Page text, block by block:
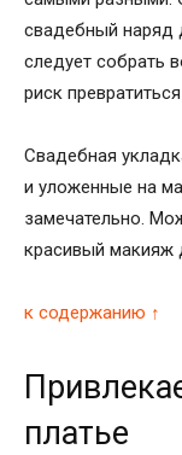
свадебный наряд
следует собрать
риск
Свадебная
и уложенные на
замечательно.
красивый макияж
к содержанию ↑
платье